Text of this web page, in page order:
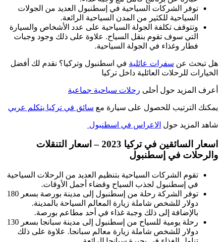
توفر الشركات السياحية في إسطنبول العديد من الجولات
السياحية للكثير من المدن السياحية الرائعة.
وتتوقف تكلفة الجولة السياحية على عدد الأشخاص والسيارة
التي سوف تقوم بنقل السياح. علاوة على ذلك وجود وجبات
فطار وغذاء في الجولة السياحية.
هل تبحث عن سفرات عائلية في اسطنبول وتركيا؟ نقدم لك أفضل
الخيارات للرحلات العائلية داخل تركيا
أعرف المزيد حول أحلى رحلات سياحية جماعية
يمكنك الترتيب للحصول على سيارة مع سائق في تركيا يتكلم عربي
شاهد المزيد حول الاعراس في اسطنبول
اسعار السائقين في تركيا 2023 – اسعار التنقلات
والرحلات في إسطنبول
تقوم الشركات السياحية بتنظيم العديد من الرحلات السياحية
في إسطنبول لجذب السياح وقضاء أجمل الأوقات.
توفر الشركة رحلة من إسطنبول إلى مدينة بورصة بسعر 180
دولار للشخص شاملة زيارة المعالم السياحة بالمدينة.
بالإضافة إلى ذلك وجبة غذاء في أحد مطاعم بورصة.
رحلة يومية للسياح من إسطنبول إلى مدينة سبانجا بسعر 130
دولار للشخص شاملة زيارة معالم سبانجا. علاوة على ذلك